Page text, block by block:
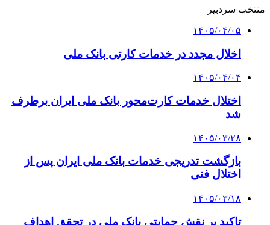
منتخب سردبیر
۱۴۰۵/۰۴/۰۵
اخلال مجدد در خدمات کارتی بانک ملی
۱۴۰۵/۰۴/۰۴
اختلال خدمات کارت‌محور بانک ملی ایران برطرف
شد
۱۴۰۵/۰۳/۲۸
بازگشت تدریجی خدمات بانک ملی ایران پس از
اختلال فنی
۱۴۰۵/۰۳/۱۸
تاکید بر نقش حمایتی بانک ملی در تحقق اهداف